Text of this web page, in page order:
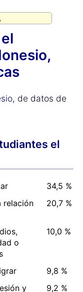
, de datos de
el
34,5 %
relación
20,7 %
o
10,0 %
9,8 %
y
9,2 %